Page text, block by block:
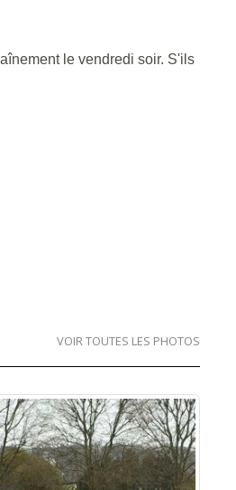
le vendredi soir. S'ils
VOIR TOUTES LES PHOTOS